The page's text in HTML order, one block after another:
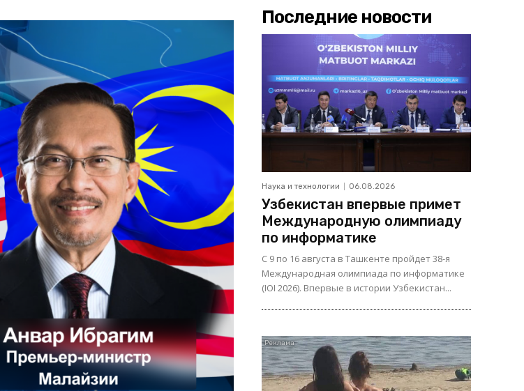
Последние новости
Наука и технологии 06.08.2026
Узбекистан впервые примет
Международную олимпиаду
по информатике
С 9 по 16 августа в Ташкенте пройдет 38-я
Международная олимпиада по информатике
(IOI 2026). Впервые в истории Узбекистан...